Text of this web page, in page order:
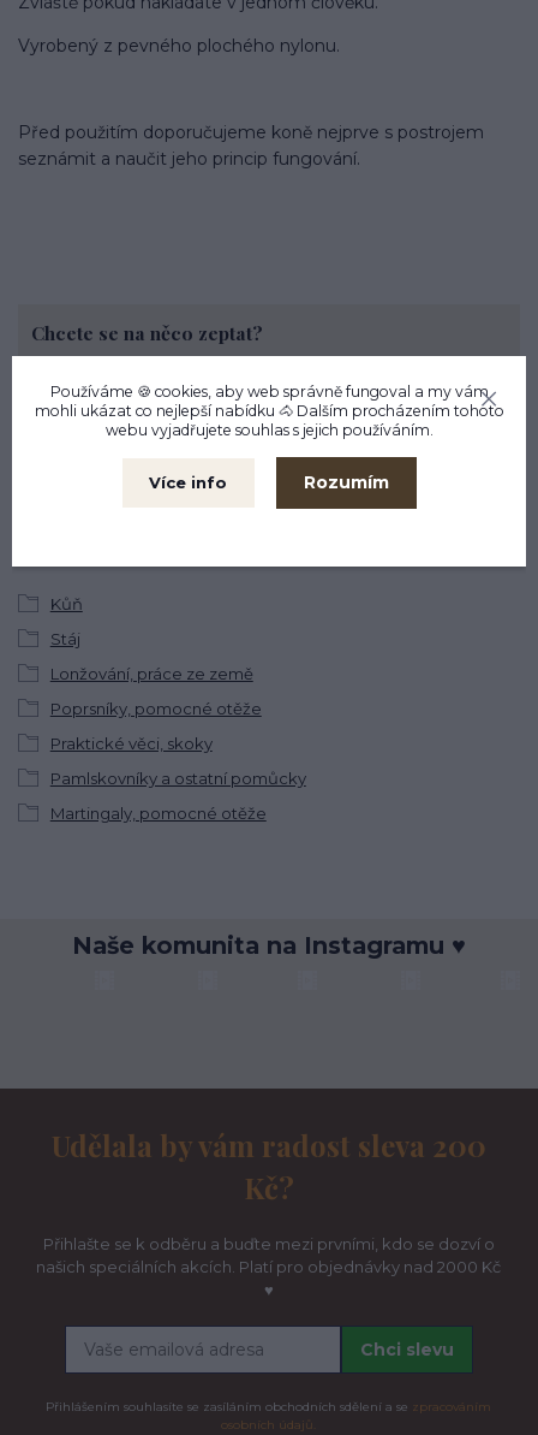
Vyrobený z pevného plochého nylonu.
Před použitím doporučujeme koně nejprve s postrojem
seznámit a naučit jeho princip fungování.
Kůň
Stáj
Lonžování, práce ze země
Poprsníky, pomocné otěže
Praktické věci, skoky
Pamlskovníky a ostatní pomůcky
Martingaly, pomocné otěže
Chcete se na něco zeptat?
+420737880039
PO - PÁ 9.30 - 17.30 Vrchlického 338/3 Liberec
objednavky@cleverhorse.cz
Naše komunita na Instagramu ♥
Udělala by vám radost sleva 200
Kč?
Přihlašte se k odběru a buďte mezi prvními, kdo se dozví o
našich speciálních akcích. Platí pro objednávky nad 2000 Kč
♥
Chci slevu
Přihlášením souhlasíte se zasíláním obchodních sdělení a se zpracováním
osobních údajů.
Používáme 🍪 cookies, aby web správně fungoval a my vám
mohli ukázat co nejlepší nabídku 🐴 Dalším procházením tohoto
webu vyjadřujete souhlas s jejich používáním.
Více info Rozumím